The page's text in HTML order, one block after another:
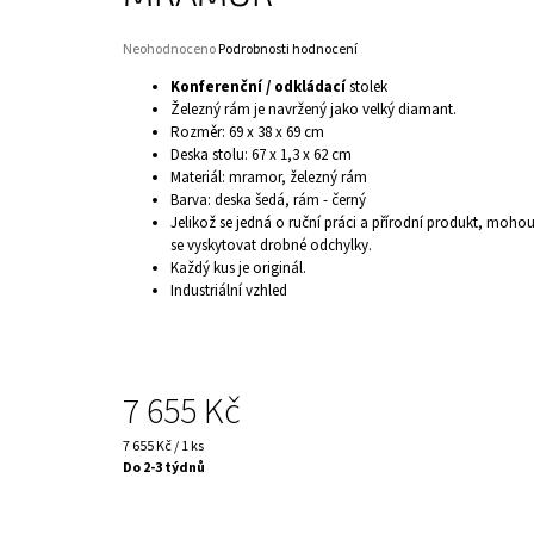
Průměrné
produktu
hvězdiček.
NeohodnocenoPodrobnosti hodnocení
Konferenční / odkládacístolek
Železný rám je navržený jako velký diamant.
Rozměr: 69 x 38 x 69 cm
Deska stolu: 67 x 1,3 x 62 cm
Materiál: mramor, železný rám
Barva: deska šedá, rám - černý
Jelikož se jedná o ruční práci a přírodní produkt, mohou
se vyskytovat drobné odchylky.
Každý kus je originál.
Industriální vzhled
7 655 Kč
Měrná
cena:
7 655 Kč / 1 ks
Do 2-3 týdnů